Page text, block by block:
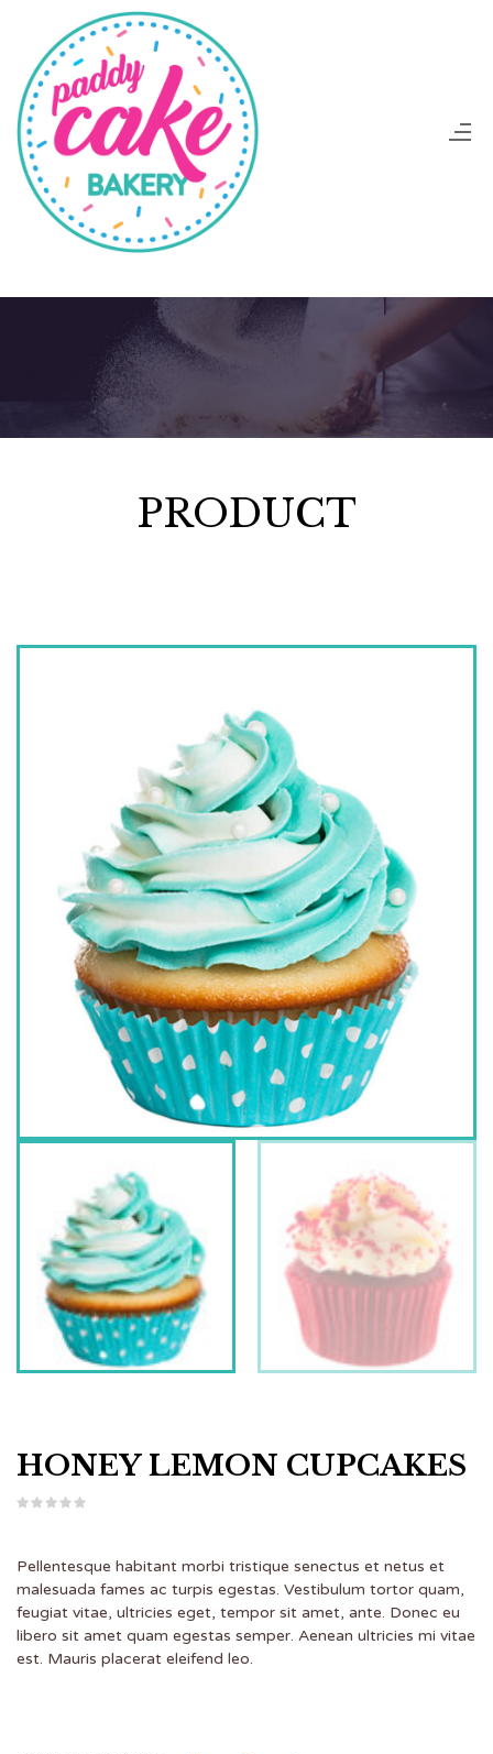
PRODUCT
HONEY LEMON CUPCAKES
Pellentesque habitant morbi tristique senectus et netus et
malesuada fames ac turpis egestas. Vestibulum tortor quam,
feugiat vitae, ultricies eget, tempor sit amet, ante. Donec eu
libero sit amet quam egestas semper. Aenean ultricies mi vitae
est. Mauris placerat eleifend leo.